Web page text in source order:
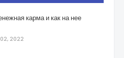
карма и как на нее
2022